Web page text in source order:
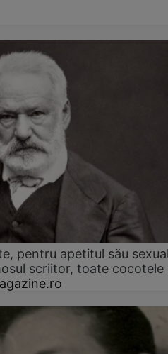
pentru apetitul său
scriitor, toate cocotele